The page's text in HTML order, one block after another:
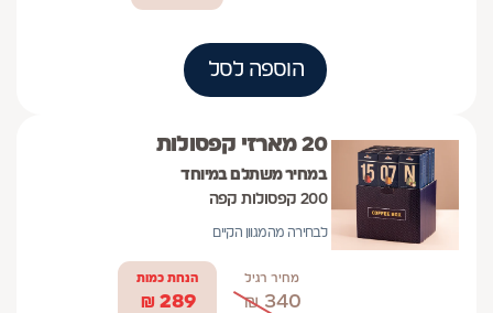
הוספה לסל
20 מארזי קפסולות
במחיר משתלם במיוחד
200 קפסולות קפה
לבחירה מהמגוון הקיים
מחיר רגיל
340
₪
הנחת כמות
289
₪